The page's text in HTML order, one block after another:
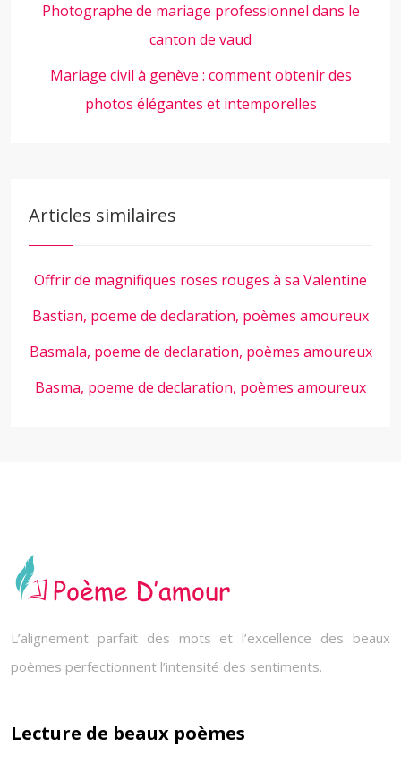
Photographe de mariage professionnel dans le
canton de vaud
Mariage civil à genève : comment obtenir des
photos élégantes et intemporelles
Articles similaires
Offrir de magnifiques roses rouges à sa Valentine
Bastian, poeme de declaration, poèmes amoureux
Basmala, poeme de declaration, poèmes amoureux
Basma, poeme de declaration, poèmes amoureux
L’alignement parfait des mots et l’excellence des beaux
poèmes perfectionnent l’intensité des sentiments.
Lecture de beaux poèmes